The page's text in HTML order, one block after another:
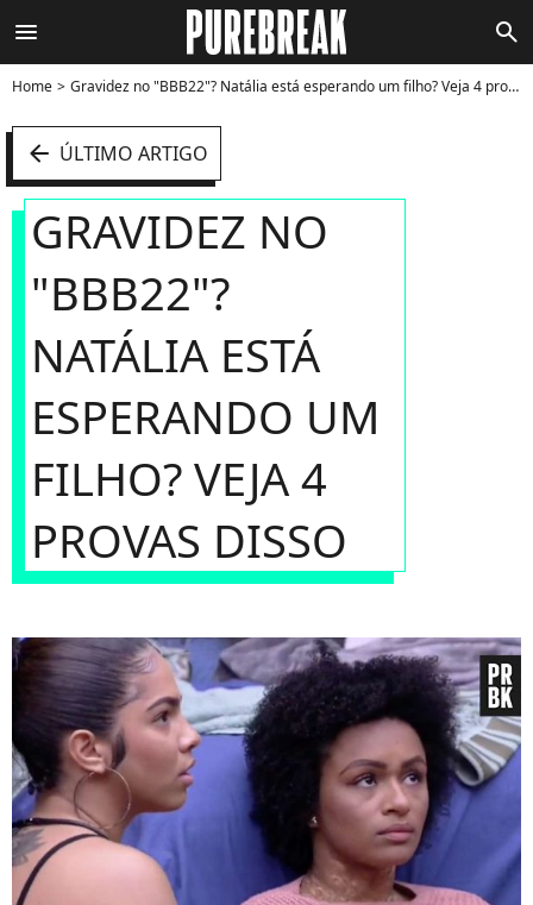
menu search
Home Gravidez no "BBB22"? Natália está esperando um filho? Veja 4 provas disso - Foto
arrow_left ÚLTIMO ARTIGO
GRAVIDEZ NO
"BBB22"?
NATÁLIA ESTÁ
ESPERANDO UM
FILHO? VEJA 4
PROVAS DISSO